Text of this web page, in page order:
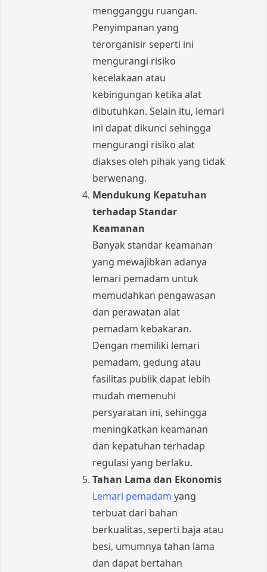
mengganggu ruangan.
Penyimpanan yang
terorganisir seperti ini
mengurangi risiko
kecelakaan atau
kebingungan ketika alat
dibutuhkan. Selain itu, lemari
ini dapat dikunci sehingga
mengurangi risiko alat
diakses oleh pihak yang tidak
berwenang.
Mendukung Kepatuhan
terhadap Standar
Keamanan
Banyak standar keamanan
yang mewajibkan adanya
lemari pemadam untuk
memudahkan pengawasan
dan perawatan alat
pemadam kebakaran.
Dengan memiliki lemari
pemadam, gedung atau
fasilitas publik dapat lebih
mudah memenuhi
persyaratan ini, sehingga
meningkatkan keamanan
dan kepatuhan terhadap
regulasi yang berlaku.
Tahan Lama dan Ekonomis
Lemari pemadam yang
terbuat dari bahan
berkualitas, seperti baja atau
besi, umumnya tahan lama
dan dapat bertahan